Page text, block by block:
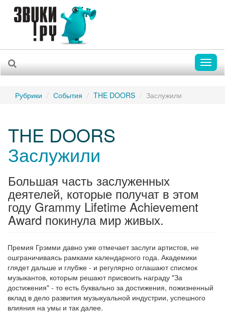
Рубрики События THE DOORS Заслужили
THE DOORS
Заслужили
Большая часть заслуженных
деятелей, которые получат в этом
году Grammy Lifetime Achievement
Award покинула мир живых.
Премия Грэмми давно уже отмечает заслуги артистов, не
ошграничиваясь рамками календарного года. Академики
глядет дальше и глубже - и регулярно оглашают списмок
музыкантов, которым решают присвоить награду "За
достижения" - то есть буквально за достижения, пожизненный
вклад в дело развития музыкуальной индустрии, успешного
влияния на умы и так далее.